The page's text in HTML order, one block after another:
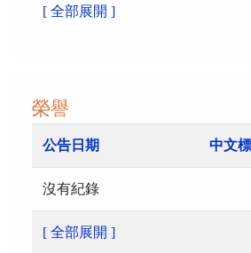
[ 全部展開 ]
榮譽
公告日期 中文
沒有紀錄
[ 全部展開 ]